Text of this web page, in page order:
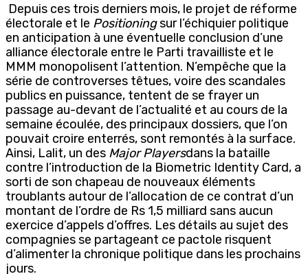
Depuis ces trois derniers mois, le projet de réforme
électorale et le Positioningsur l’échiquier politique
en anticipation à une éventuelle conclusion d’une
alliance électorale entre le Parti travailliste et le
MMM monopolisent l’attention. N’empêche que la
série de controverses têtues, voire des scandales
publics en puissance, tentent de se frayer un
passage au-devant de l’actualité et au cours de la
semaine écoulée, des principaux dossiers, que l’on
pouvait croire enterrés, sont remontés à la surface.
Ainsi, Lalit, un des Major Playersdans la bataille
contre l’introduction de la Biometric Identity Card, a
sorti de son chapeau de nouveaux éléments
troublants autour de l’allocation de ce contrat d’un
montant de l’ordre de Rs 1,5 milliard sans aucun
exercice d’appels d’offres. Les détails au sujet des
compagnies se partageant ce pactole risquent
d’alimenter la chronique politique dans les prochains
jours.